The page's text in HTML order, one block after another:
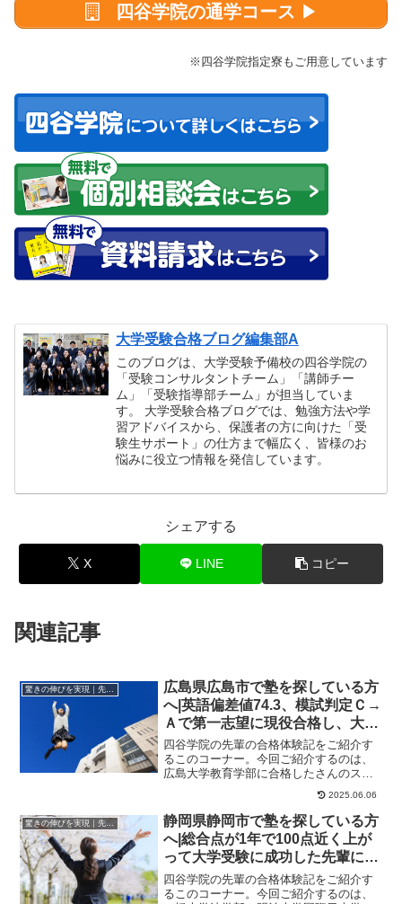
四谷学院の通学コース ▶
※四谷学院指定寮もご用意しています
大学受験合格ブログ編集部A
このブログは、大学受験予備校の四谷学院の
「受験コンサルタントチーム」「講師チー
ム」「受験指導部チーム」が担当していま
す。 大学受験合格ブログでは、勉強方法や学
習アドバイスから、保護者の方に向けた「受
験生サポート」の仕方まで幅広く、皆様のお
悩みに役立つ情報を発信しています。
シェアする
X LINE コピー
関連記事
驚きの伸びを実現｜先輩列伝
広島県広島市で塾を探している方
へ|英語偏差値74.3、模試判定Ｃ→
Ａで第一志望に現役合格し、大学
受験に成功した先輩にインタビュ
ー！大学受験予備校四谷学院
四谷学院の先輩の合格体験記をご紹介す
るこのコーナー。今回ご紹介するのは、
広島大学教育学部に合格したさんのスト
ーリーです。穴に気づかず勉強を進めて
2025.06.06
驚きの伸びを実現｜先輩列伝
静岡県静岡市で塾を探している方
へ|総合点が1年で100点近く上が
って大学受験に成功した先輩にイ
ンタビュー！大学受験予備校四谷
学院
四谷学院の先輩の合格体験記をご紹介す
るこのコーナー。今回ご紹介するのは、